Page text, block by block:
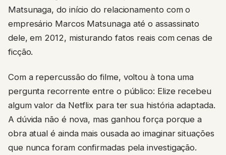
Matsunaga, do início do relacionamento com o
empresário Marcos Matsunaga até o assassinato
dele, em 2012, misturando fatos reais com cenas de
ficção.
Com a repercussão do filme, voltou à tona uma
pergunta recorrente entre o público: Elize recebeu
algum valor da Netflix para ter sua história adaptada.
A dúvida não é nova, mas ganhou força porque a
obra atual é ainda mais ousada ao imaginar situações
que nunca foram confirmadas pela investigação.